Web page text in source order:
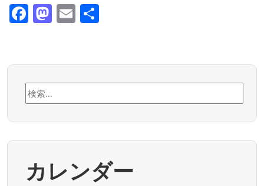
F
e
b
o
o
k
M
o
d
o
n
E
l
検
索:
カレンダー